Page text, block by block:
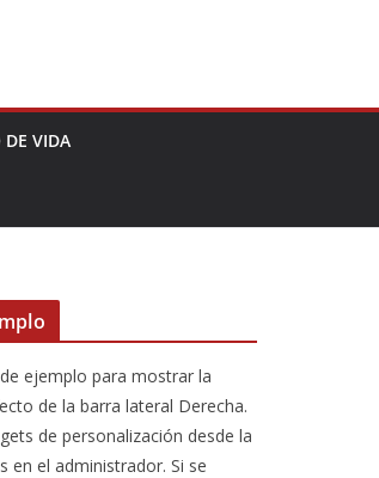
DE VIDA
ejemplo para mostrar la
de la barra lateral Derecha.
de personalización desde la
en el administrador. Si se